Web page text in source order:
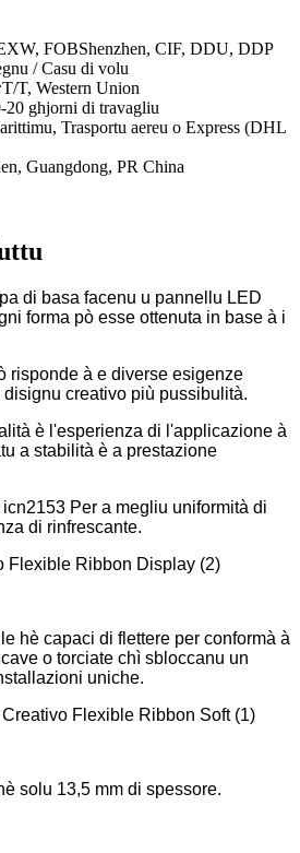
FOBShenzhen, CIF, DDU, DDP
/ Casu di volu
T/T, Western Union
20 ghjorni di travagliu
Trasportu aereu o Express (DHL
Guangdong, PR China
di basa facenu u pannellu LED
forma pò esse ottenuta in base à i
risponde à e diverse esigenze
creativo più pussibulità.
è l'esperienza di l'applicazione à
a stabilità è a prestazione
Per a megliu uniformità di
di rinfrescante.
hè capaci di flettere per conformà à
o torciate chì sbloccanu un
uniche.
solu 13,5 mm di spessore.